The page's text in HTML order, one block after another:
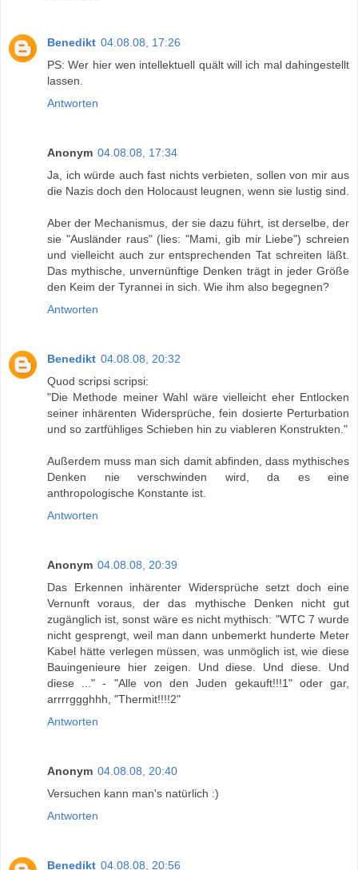
Benedikt 04.08.08, 17:26
PS: Wer hier wen intellektuell quält will ich mal dahingestellt
lassen.
Antworten
Anonym 04.08.08, 17:34
Ja, ich würde auch fast nichts verbieten, sollen von mir aus
die Nazis doch den Holocaust leugnen, wenn sie lustig sind.
Aber der Mechanismus, der sie dazu führt, ist derselbe, der
sie "Ausländer raus" (lies: "Mami, gib mir Liebe") schreien
und vielleicht auch zur entsprechenden Tat schreiten läßt.
Das mythische, unvernünftige Denken trägt in jeder Größe
den Keim der Tyrannei in sich. Wie ihm also begegnen?
Antworten
Benedikt 04.08.08, 20:32
Quod scripsi scripsi:
"Die Methode meiner Wahl wäre vielleicht eher Entlocken
seiner inhärenten Widersprüche, fein dosierte Perturbation
und so zartfühliges Schieben hin zu viableren Konstrukten."
Außerdem muss man sich damit abfinden, dass mythisches
Denken nie verschwinden wird, da es eine
anthropologische Konstante ist.
Antworten
Anonym 04.08.08, 20:39
Das Erkennen inhärenter Widersprüche setzt doch eine
Vernunft voraus, der das mythische Denken nicht gut
zugänglich ist, sonst wäre es nicht mythisch: "WTC 7 wurde
nicht gesprengt, weil man dann unbemerkt hunderte Meter
Kabel hätte verlegen müssen, was unmöglich ist, wie diese
Bauingenieure hier zeigen. Und diese. Und diese. Und
diese ..." - "Alle von den Juden gekauft!!!1" oder gar,
arrrrggghhh, "Thermit!!!!2"
Antworten
Anonym 04.08.08, 20:40
Versuchen kann man's natürlich :)
Antworten
Benedikt 04.08.08, 20:56